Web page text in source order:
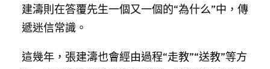
建濤則在答覆先生一個又一個的“為什么”中，傳
遞迷信常識。
這幾年，張建濤也會經由過程“走教”“送教”等方